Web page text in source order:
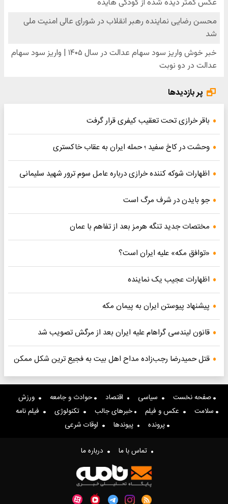
پر بازدیدها
باقر خرازی تحت تعقیب کیفری قرار گرفت
وحشت در کاخ سفید ؛ حمله ایران به عقاب خاکستری
اظهارات شوکه کننده خرازی درباره عامل سوم ترور شهید سلیمانی
جو بایدن در شرف مرگ است
مختصات جدید تنگه هرمز بعد از تفاهم با عمان
«توافق مکه» علیه ایران است؟
اظهارات عجیب یک نماینده
پیشنهاد پیوستن ایران به پیمان مکه
قانون لیندسی گراهام علیه ایران بعد از مرگش تصویب شد
قتل حمیدرضا رجب‌زاده مداح اهل بیت به فجیع ترین شکل ممکن
صفحه نخست سیاسی اقتصاد حوادث و جامعه
ورزش
سلامت
عکس و فیلم خبرهای جالب تکنولوژی
فیلم نامه
پرونده
پیوندها اوقات شرعی
تماس با ما درباره ما